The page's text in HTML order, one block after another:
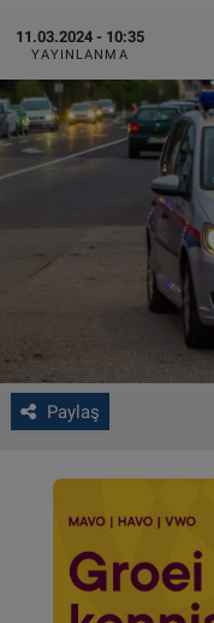
11.03.2024 - 10:35
YAYINLANMA
Paylaş
FOTO GALERİ
VIDEO GALERİ
ALGEMENE
CONTACT
Çerez